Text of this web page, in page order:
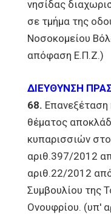
νησίδας
σε τμήμα της
Νοσοκομείου
απόφαση Ε.Π.Ζ.)
ΔΙΕΥΘΥΝΣΗ
68.
θέματος
κυπαρισσιών
αριθ.397/2012
αριθ.22/2012
Συμβουλίου της
Ονουφρίου. (υπ'